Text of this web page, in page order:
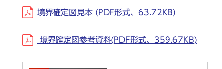
境界確定図見本 (PDF形式、63.72KB)
境界確定図参考資料(PDF形式、359.67KB)